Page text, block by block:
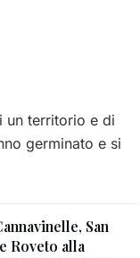
un territorio e di
germinato e si
San
Roveto alla